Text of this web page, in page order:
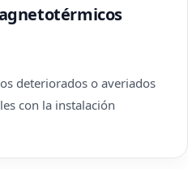
deteriorados o averiados
con la instalación